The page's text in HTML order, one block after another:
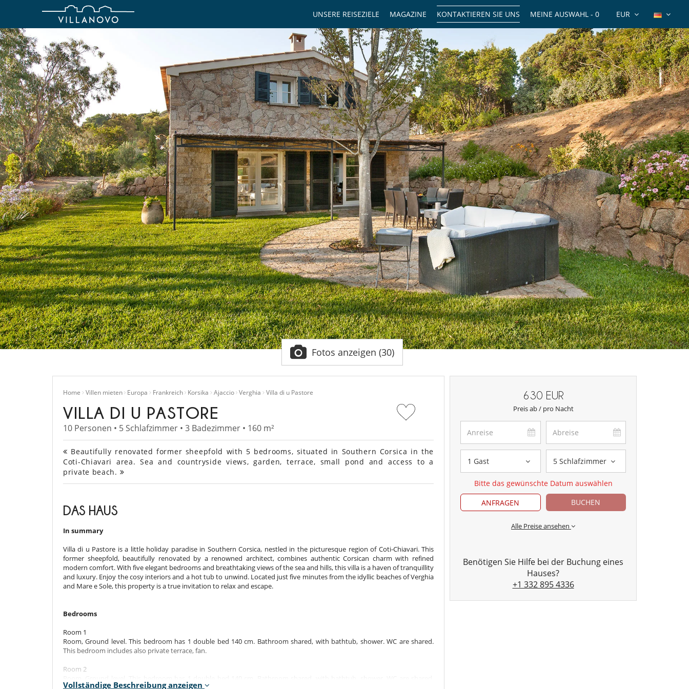
EUR
MEINE AUSWAHL - 0
KONTAKTIEREN SIE UNS
MAGAZINE
UNSERE REISEZIELE
Fotos anzeigen (30)
Home Villen mieten Europa Frankreich Korsika Ajaccio Verghia Villa di u Pastore
VILLA DI U PASTORE
10 Personen • 5 Schlafzimmer • 3 Badezimmer • 160 m²
Beautifully renovated former sheepfold with 5 bedrooms, situated in Southern Corsica in the
Coti-Chiavari area. Sea and countryside views, garden, terrace, small pond and access to a
private beach.
DAS HAUS
In summary
Villa di u Pastore is a little holiday paradise in Southern Corsica, nestled in the picturesque region of Coti-Chiavari. This
former sheepfold, beautifully renovated by a renowned architect, combines authentic Corsican charm with refined
modern comfort. With five elegant bedrooms and breathtaking views of the sea and hills, this villa is a haven of tranquillity
and luxury. Enjoy the cosy interiors and a hot tub to unwind. Located just five minutes from the idyllic beaches of Verghia
and Mare e Sole, this property is a true invitation to relax and escape.
Bedrooms
Room 1
Room, Ground level. This bedroom has 1 double bed 140 cm. Bathroom shared, with bathtub, shower. WC are shared.
This bedroom includes also private terrace, fan.
Room 2
Vollständige Beschreibung anzeigen
630 EUR
Preis ab / pro Nacht
1 Gast 5 Schlafzimmer
Bitte das gewünschte Datum auswählen
ANFRAGEN
BUCHEN
Alle Preise ansehen
Benötigen Sie Hilfe bei der Buchung eines
Hauses?
+1 332 895 4336